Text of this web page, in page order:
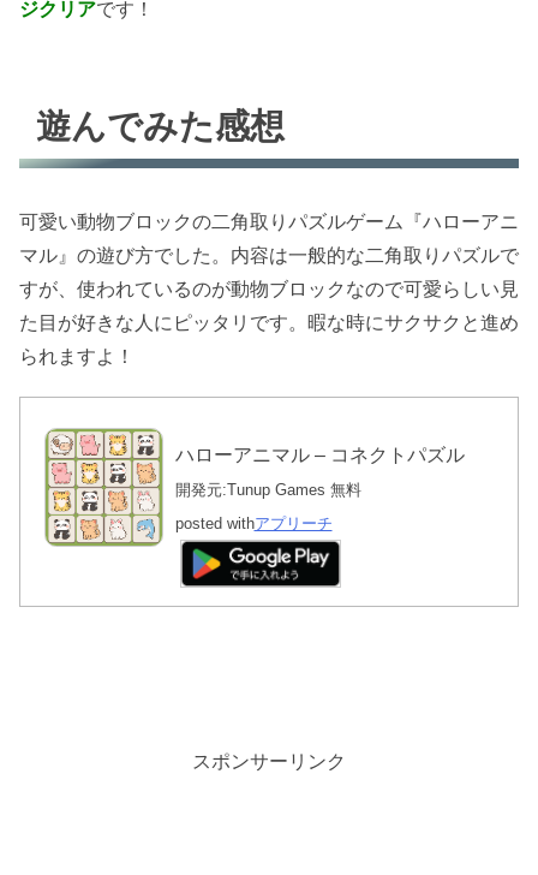
ジクリアです！
遊んでみた感想
可愛い動物ブロックの二角取りパズルゲーム『ハローアニ
マル』の遊び方でした。内容は一般的な二角取りパズルで
すが、使われているのが動物ブロックなので可愛らしい見
た目が好きな人にピッタリです。暇な時にサクサクと進め
られますよ！
ハローアニマル – コネクトパズル
開発元:Tunup Games 無料
posted withアプリーチ
スポンサーリンク